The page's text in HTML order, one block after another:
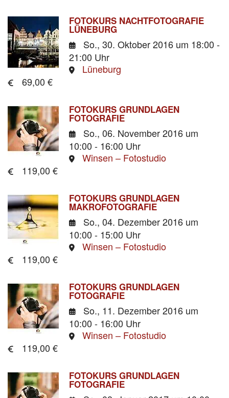
FOTOKURS NACHTFOTOGRAFIE
LÜNEBURG
So., 30. Oktober 2016 um 18:00 -
21:00 Uhr
Lüneburg
69,00 €
FOTOKURS GRUNDLAGEN
FOTOGRAFIE
So., 06. November 2016 um
10:00 - 16:00 Uhr
Winsen – Fotostudio
119,00 €
FOTOKURS GRUNDLAGEN
MAKROFOTOGRAFIE
So., 04. Dezember 2016 um
10:00 - 15:00 Uhr
Winsen – Fotostudio
119,00 €
FOTOKURS GRUNDLAGEN
FOTOGRAFIE
So., 11. Dezember 2016 um
10:00 - 16:00 Uhr
Winsen – Fotostudio
119,00 €
FOTOKURS GRUNDLAGEN
FOTOGRAFIE